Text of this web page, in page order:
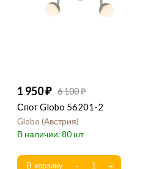
1 950 6 100
Спот Globo 56201-2
Globo Австрия
80